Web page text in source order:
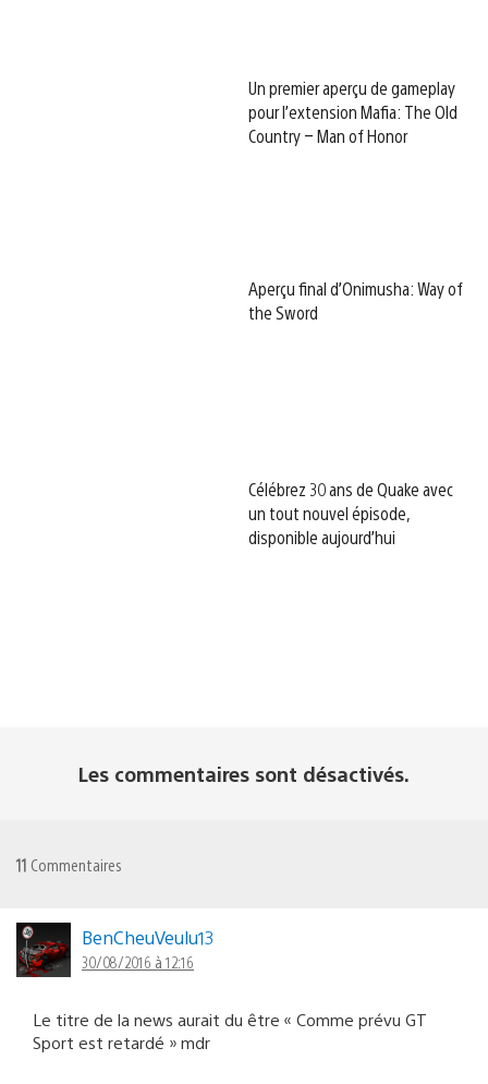
Un premier aperçu de gameplay
pour l’extension Mafia: The Old
Country – Man of Honor
Aperçu final d’Onimusha: Way of
the Sword
Célébrez 30 ans de Quake avec
un tout nouvel épisode,
disponible aujourd’hui
Les commentaires sont désactivés.
11 Commentaires
BenCheuVeulu13
30/08/2016 à 12:16
Le titre de la news aurait du être « Comme prévu GT
Sport est retardé » mdr